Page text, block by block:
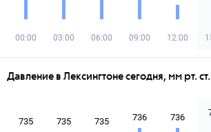
00:00 03:00 06:00 09:00 12:00
Давление в Лексингтоне сегодня, мм рт. ст.
735 735 735 736 736